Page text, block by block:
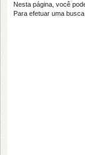
Nesta página, você
Para efetuar uma